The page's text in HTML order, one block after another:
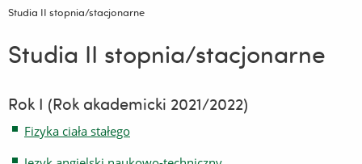
Studia II stopnia/stacjonarne
Studia II stopnia/stacjonarne
Rok I (Rok akademicki 2021/2022)
Fizyka ciała stałego